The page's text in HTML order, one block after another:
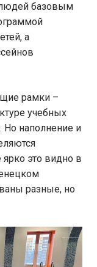
людей базовым
а
рамки –
учебных
Но наполнение и
ярко это видно в
разные, но